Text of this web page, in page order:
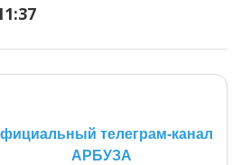
телеграм-канал
АРБУЗА